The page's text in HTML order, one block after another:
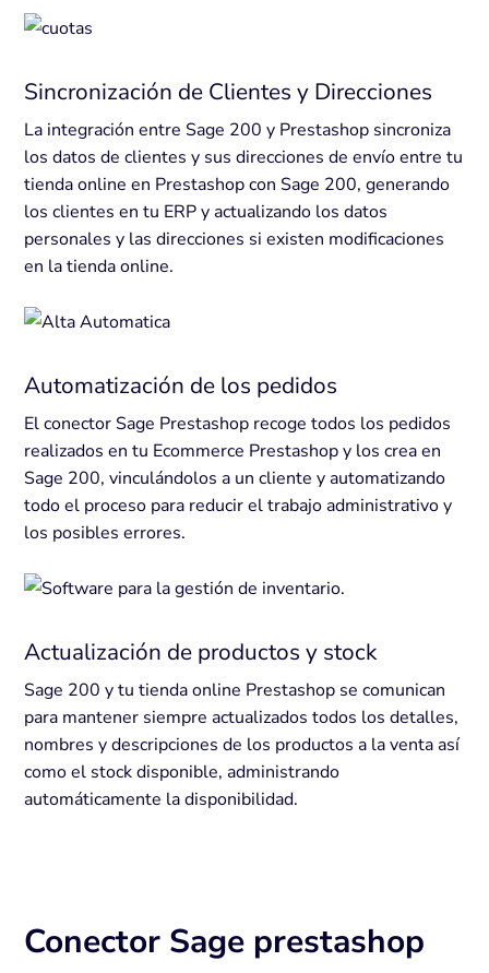
Sincronización de Clientes y Direcciones
La integración entre Sage 200 y Prestashop sincroniza
los datos de clientes y sus direcciones de envío entre tu
tienda online en Prestashop con Sage 200, generando
los clientes en tu ERP y actualizando los datos
personales y las direcciones si existen modificaciones
en la tienda online.
Automatización de los pedidos
El conector Sage Prestashop recoge todos los pedidos
realizados en tu Ecommerce Prestashop y los crea en
Sage 200, vinculándolos a un cliente y automatizando
todo el proceso para reducir el trabajo administrativo y
los posibles errores.
Actualización de productos y stock
Sage 200 y tu tienda online Prestashop se comunican
para mantener siempre actualizados todos los detalles,
nombres y descripciones de los productos a la venta así
como el stock disponible, administrando
automáticamente la disponibilidad.
Conector Sage prestashop